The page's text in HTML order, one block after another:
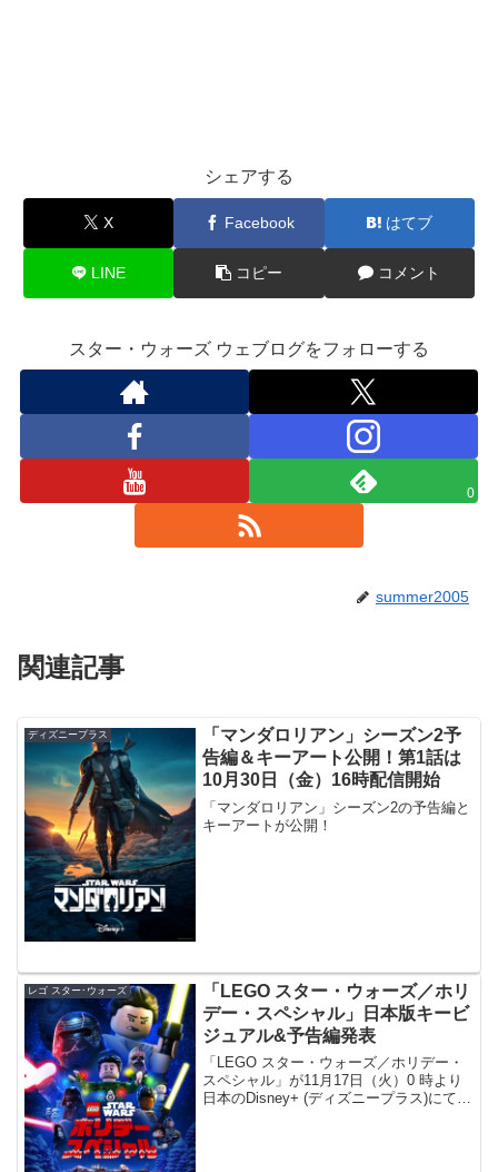
シェアする
X Facebook はてブ
LINE コピー コメント
スター・ウォーズ ウェブログをフォローする
0
summer2005
関連記事
ディズニープラス
「マンダロリアン」シーズン2予
告編＆キーアート公開！第1話は
10月30日（金）16時配信開始
「マンダロリアン」シーズン2の予告編と
キーアートが公開！
レゴ スター･ウォーズ
「LEGO スター・ウォーズ／ホリ
デー・スペシャル」日本版キービ
ジュアル&予告編発表
「LEGO スター・ウォーズ／ホリデー・
スペシャル」が11月17日（火）0 時より
日本のDisney+ (ディズニープラス)にて独